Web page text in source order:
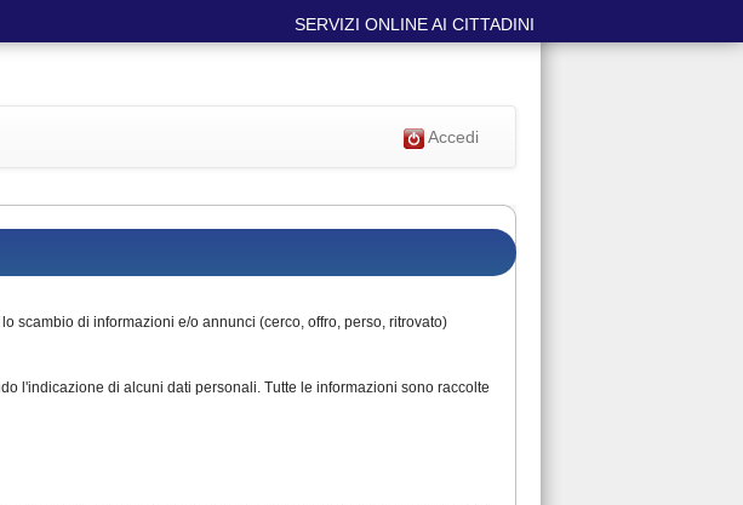
SERVIZI ONLINE AI CITTADINI
Accedi
scambio di informazioni e/o annunci (cerco, offro, perso, ritrovato)
l'indicazione di alcuni dati personali. Tutte le informazioni sono raccolte